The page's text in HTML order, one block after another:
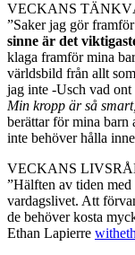
VECKANS
”Saker jag gör
sinne är det
klaga framför mina
världsbild från allt
jag inte -Usch vad ont
Min kropp är så
berättar för mina barn
inte behöver hålla
VECKANS
”Hälften av tiden
vardagslivet. Att
de behöver kosta
Ethan Lapierre